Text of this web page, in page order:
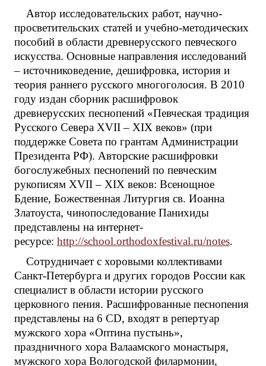
Автор исследовательских работ, научно-
просветительских статей и учебно-методических
пособий в области древнерусского певческого
искусства. Основные направления исследований
– источниковедение, дешифровка, история и
теория раннего русского многоголосия. В 2010
году издан сборник расшифровок
древнерусских песнопений «Певческая традиция
Русского Севера XVII – XIX веков» (при
поддержке Совета по грантам Администрации
Президента РФ). Авторские расшифровки
богослужебных песнопений по певческим
рукописям XVII – XIX веков: Всенощное
Бдение, Божественная Литургия св. Иоанна
Златоуста, чинопоследование Панихиды
представлены на интернет-
ресурсе: http://school.orthodoxfestival.ru/notes.
Сотрудничает с хоровыми коллективами
Санкт-Петербурга и других городов России как
специалист в области истории русского
церковного пения. Расшифрованные песнопения
представлены на 6 CD, входят в репертуар
мужского хора «Оптина пустынь»,
праздничного хора Валаамского монастыря,
мужского хора Вологодской филармонии,